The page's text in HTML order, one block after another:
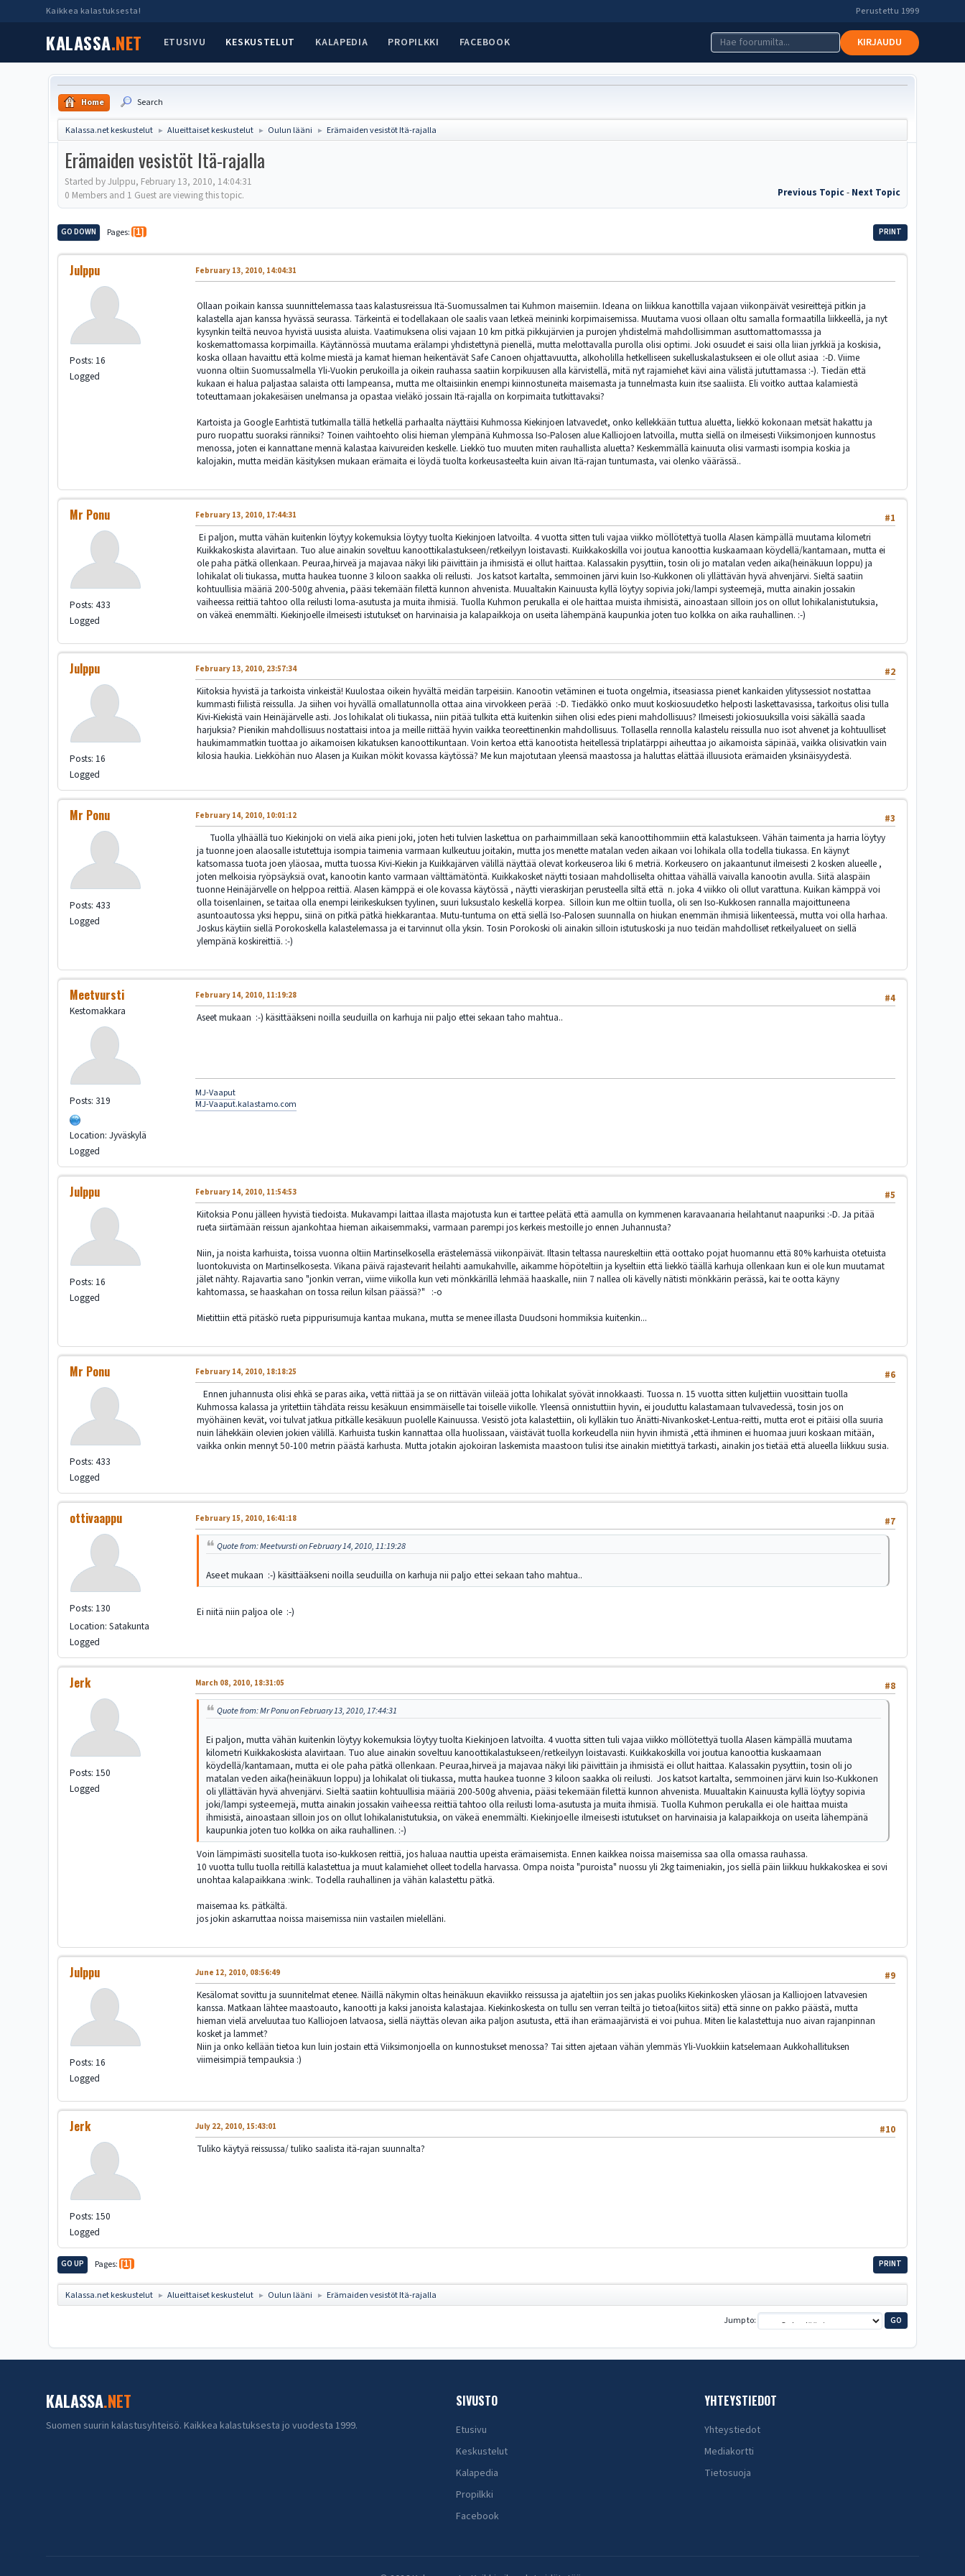
Kaikkea kalastuksesta! Perustettu 1999
KALASSA.NET ETUSIVU KESKUSTELUT KALAPEDIA PROPILKKI FACEBOOK KIRJAUDU
Home Search
Kalassa.net keskustelut ► Alueittaiset keskustelut ► Oulun lääni ► Erämaiden vesistöt Itä-rajalla
Erämaiden vesistöt Itä-rajalla
Started by Julppu, February 13, 2010, 14:04:31
Previous Topic- Next Topic
0 Members and 1 Guest are viewing this topic.
PRINT
GO DOWN Pages 1
Julppu
Posts: 16
Logged
February 13, 2010, 14:04:31
Ollaan poikain kanssa suunnittelemassa taas kalastusreissua Itä-Suomussalmen tai Kuhmon maisemiin. Ideana on liikkua kanottilla vajaan viikonpäivät vesireittejä pitkin ja
kalastella ajan kanssa hyvässä seurassa. Tärkeintä ei todellakaan ole saalis vaan letkeä meininki korpimaisemissa. Muutama vuosi ollaan oltu samalla formaatilla liikkeellä, ja nyt
kysynkin teiltä neuvoa hyvistä uusista aluista. Vaatimuksena olisi vajaan 10 km pitkä pikkujärvien ja purojen yhdistelmä mahdollisimman asuttomattomasssa ja
koskemattomassa korpimailla. Käytännössä muutama erälampi yhdistettynä pienellä, mutta melottavalla purolla olisi optimi. Joki osuudet ei saisi olla liian jyrkkiä ja koskisia,
koska ollaan havaittu että kolme miestä ja kamat hieman heikentävät Safe Canoen ohjattavuutta, alkoholilla hetkelliseen sukelluskalastukseen ei ole ollut asiaa :-D. Viime
vuonna oltiin Suomussalmella Yli-Vuokin perukoilla ja oikein rauhassa saatiin korpikuusen alla kärvistellä, mitä nyt rajamiehet kävi aina välistä jututtamassa :-). Tiedän että
kukaan ei halua paljastaa salaista otti lampeansa, mutta me oltaisiinkin enempi kiinnostuneita maisemasta ja tunnelmasta kuin itse saaliista. Eli voitko auttaa kalamiestä
toteuttamaan jokakesäisen unelmansa ja opastaa vieläkö jossain Itä-rajalla on korpimaita tutkittavaksi?
Kartoista ja Google Earhtistä tutkimalla tällä hetkellä parhaalta näyttäisi Kuhmossa Kiekinjoen latvavedet, onko kellekkään tuttua aluetta, liekkö kokonaan metsät hakattu ja
puro ruopattu suoraksi ränniksi? Toinen vaihtoehto olisi hieman ylempänä Kuhmossa Iso-Palosen alue Kalliojoen latvoilla, mutta siellä on ilmeisesti Viiksimonjoen kunnostus
menossa, joten ei kannattane mennä kalastaa kaivureiden keskelle. Liekkö tuo muuten miten rauhallista aluetta? Keskemmällä kainuuta olisi varmasti isompia koskia ja
kalojakin, mutta meidän käsityksen mukaan erämaita ei löydä tuolta korkeusasteelta kuin aivan Itä-rajan tuntumasta, vai olenko väärässä..
Mr Ponu
Posts: 433
Logged
#1
February 13, 2010, 17:44:31
Ei paljon, mutta vähän kuitenkin löytyy kokemuksia löytyy tuolta Kiekinjoen latvoilta. 4 vuotta sitten tuli vajaa viikko möllötettyä tuolla Alasen kämpällä muutama kilometri
Kuikkakoskista alavirtaan. Tuo alue ainakin soveltuu kanoottikalastukseen/retkeilyyn loistavasti. Kuikkakoskilla voi joutua kanoottia kuskaamaan köydellä/kantamaan, mutta ei
ole paha pätkä ollenkaan. Peuraa,hirveä ja majavaa näkyi liki päivittäin ja ihmisistä ei ollut haittaa. Kalassakin pysyttiin, tosin oli jo matalan veden aika(heinäkuun loppu) ja
lohikalat oli tiukassa, mutta haukea tuonne 3 kiloon saakka oli reilusti. Jos katsot kartalta, semmoinen järvi kuin Iso-Kukkonen oli yllättävän hyvä ahvenjärvi. Sieltä saatiin
kohtuullisia määriä 200-500g ahvenia, pääsi tekemään filettä kunnon ahvenista. Muualtakin Kainuusta kyllä löytyy sopivia joki/lampi systeemejä, mutta ainakin jossakin
vaiheessa reittiä tahtoo olla reilusti loma-asutusta ja muita ihmisiä. Tuolla Kuhmon perukalla ei ole haittaa muista ihmisistä, ainoastaan silloin jos on ollut lohikalanistutuksia,
on väkeä enemmälti. Kiekinjoelle ilmeisesti istutukset on harvinaisia ja kalapaikkoja on useita lähempänä kaupunkia joten tuo kolkka on aika rauhallinen. :-)
Julppu
Posts: 16
Logged
#2
February 13, 2010, 23:57:34
Kiitoksia hyvistä ja tarkoista vinkeistä! Kuulostaa oikein hyvältä meidän tarpeisiin. Kanootin vetäminen ei tuota ongelmia, itseasiassa pienet kankaiden ylityssessiot nostattaa
kummasti fiilistä reissulla. Ja siihen voi hyvällä omallatunnolla ottaa aina virvokkeen perää :-D. Tiedäkkö onko muut koskiosuudetko helposti laskettavasissa, tarkoitus olisi tulla
Kivi-Kiekistä vain Heinäjärvelle asti. Jos lohikalat oli tiukassa, niin pitää tulkita että kuitenkin siihen olisi edes pieni mahdollisuus? Ilmeisesti jokiosuuksilla voisi säkällä saada
harjuksia? Pienikin mahdollisuus nostattaisi intoa ja meille riittää hyvin vaikka teoreettinenkin mahdollisuus. Tollasella rennolla kalastelu reissulla nuo isot ahvenet ja kohtuulliset
haukimammatkin tuottaa jo aikamoisen kikatuksen kanoottikuntaan. Voin kertoa että kanootista heitellessä triplatärppi aiheuttaa jo aikamoista säpinää, vaikka olisivatkin vain
kilosia haukia. Liekköhän nuo Alasen ja Kuikan mökit kovassa käytössä? Me kun majotutaan yleensä maastossa ja haluttas elättää illuusiota erämaiden yksinäisyydestä.
Mr Ponu
Posts: 433
Logged
#3
February 14, 2010, 10:01:12
Tuolla ylhäällä tuo Kiekinjoki on vielä aika pieni joki, joten heti tulvien laskettua on parhaimmillaan sekä kanoottihommiin että kalastukseen. Vähän taimenta ja harria löytyy
ja tuonne joen alaosalle istutettuja isompia taimenia varmaan kulkeutuu joitakin, mutta jos menette matalan veden aikaan voi lohikala olla todella tiukassa. En käynyt
katsomassa tuota joen yläosaa, mutta tuossa Kivi-Kiekin ja Kuikkajärven välillä näyttää olevat korkeuseroa liki 6 metriä. Korkeusero on jakaantunut ilmeisesti 2 kosken alueelle ,
joten melkoisia ryöpsäyksiä ovat, kanootin kanto varmaan välttämätöntä. Kuikkakosket näytti tosiaan mahdolliselta ohittaa vähällä vaivalla kanootin avulla. Siitä alaspäin
tuonne Heinäjärvelle on helppoa reittiä. Alasen kämppä ei ole kovassa käytössä , näytti vieraskirjan perusteella siltä että n. joka 4 viikko oli ollut varattuna. Kuikan kämppä voi
olla toisenlainen, se taitaa olla enempi leirikeskuksen tyylinen, suuri luksustalo keskellä korpea. Silloin kun me oltiin tuolla, oli sen Iso-Kukkosen rannalla majoittuneena
asuntoautossa yksi heppu, siinä on pitkä pätkä hiekkarantaa. Mutu-tuntuma on että siellä Iso-Palosen suunnalla on hiukan enemmän ihmisiä liikenteessä, mutta voi olla harhaa.
Joskus käytiin siellä Porokoskella kalastelemassa ja ei tarvinnut olla yksin. Tosin Porokoski oli ainakin silloin istutuskoski ja nuo teidän mahdolliset retkeilyalueet on siellä
ylempänä koskireittiä. :-)
Meetvursti
Kestomakkara
Posts: 319
Location: Jyväskylä
Logged
#4
February 14, 2010, 11:19:28
Aseet mukaan :-) käsittääkseni noilla seuduilla on karhuja nii paljo ettei sekaan taho mahtua..
MJ-Vaaput
MJ-Vaaput.kalastamo.com
Julppu
Posts: 16
Logged
#5
February 14, 2010, 11:54:53
Kiitoksia Ponu jälleen hyvistä tiedoista. Mukavampi laittaa illasta majotusta kun ei tarttee pelätä että aamulla on kymmenen karavaanaria heilahtanut naapuriksi :-D. Ja pitää
rueta siirtämään reissun ajankohtaa hieman aikaisemmaksi, varmaan parempi jos kerkeis mestoille jo ennen Juhannusta?
Niin, ja noista karhuista, toissa vuonna oltiin Martinselkosella erästelemässä viikonpäivät. Iltasin teltassa naureskeltiin että oottako pojat huomannu että 80% karhuista otetuista
luontokuvista on Martinselkosesta. Vikana päivä rajastevarit heilahti aamukahville, aikamme höpöteltiin ja kyseltiin että liekkö täällä karhuja ollenkaan kun ei ole kun muutamat
jälet nähty. Rajavartia sano "jonkin verran, viime viikolla kun veti mönkkärillä lehmää haaskalle, niin 7 nallea oli kävelly nätisti mönkkärin perässä, kai te ootta käyny
kahtomassa, se haaskahan on tossa reilun kilsan päässä?" :-o
Mietittiin että pitäskö rueta pippurisumuja kantaa mukana, mutta se menee illasta Duudsoni hommiksia kuitenkin...
Mr Ponu
Posts: 433
Logged
#6
February 14, 2010, 18:18:25
Ennen juhannusta olisi ehkä se paras aika, vettä riittää ja se on riittävän viileää jotta lohikalat syövät innokkaasti. Tuossa n. 15 vuotta sitten kuljettiin vuosittain tuolla
Kuhmossa kalassa ja yritettiin tähdäta reissu kesäkuun ensimmäiselle tai toiselle viikolle. Yleensä onnistuttiin hyvin, ei jouduttu kalastamaan tulvavedessä, tosin jos on
myöhäinen kevät, voi tulvat jatkua pitkälle kesäkuun puolelle Kainuussa. Vesistö jota kalastettiin, oli kylläkin tuo Änätti-Nivankosket-Lentua-reitti, mutta erot ei pitäisi olla suuria
nuin lähekkäin olevien jokien välillä. Karhuista tuskin kannattaa olla huolissaan, väistävät tuolla korkeudella niin hyvin ihmistä ,että ihminen ei huomaa juuri koskaan mitään,
vaikka onkin mennyt 50-100 metrin päästä karhusta. Mutta jotakin ajokoiran laskemista maastoon tulisi itse ainakin mietittyä tarkasti, ainakin jos tietää että alueella liikkuu susia.
ottivaappu
Posts: 130
Location: Satakunta
Logged
#7
February 15, 2010, 16:41:18
Quote from: Meetvursti on February 14, 2010, 11:19:28
Aseet mukaan :-) käsittääkseni noilla seuduilla on karhuja nii paljo ettei sekaan taho mahtua..
Ei niitä niin paljoa ole :-)
Jerk
Posts: 150
Logged
#8
March 08, 2010, 18:31:05
Quote from: Mr Ponu on February 13, 2010, 17:44:31
Ei paljon, mutta vähän kuitenkin löytyy kokemuksia löytyy tuolta Kiekinjoen latvoilta. 4 vuotta sitten tuli vajaa viikko möllötettyä tuolla Alasen kämpällä muutama
kilometri Kuikkakoskista alavirtaan. Tuo alue ainakin soveltuu kanoottikalastukseen/retkeilyyn loistavasti. Kuikkakoskilla voi joutua kanoottia kuskaamaan
köydellä/kantamaan, mutta ei ole paha pätkä ollenkaan. Peuraa,hirveä ja majavaa näkyi liki päivittäin ja ihmisistä ei ollut haittaa. Kalassakin pysyttiin, tosin oli jo
matalan veden aika(heinäkuun loppu) ja lohikalat oli tiukassa, mutta haukea tuonne 3 kiloon saakka oli reilusti. Jos katsot kartalta, semmoinen järvi kuin Iso-Kukkonen
oli yllättävän hyvä ahvenjärvi. Sieltä saatiin kohtuullisia määriä 200-500g ahvenia, pääsi tekemään filettä kunnon ahvenista. Muualtakin Kainuusta kyllä löytyy sopivia
joki/lampi systeemejä, mutta ainakin jossakin vaiheessa reittiä tahtoo olla reilusti loma-asutusta ja muita ihmisiä. Tuolla Kuhmon perukalla ei ole haittaa muista
ihmisistä, ainoastaan silloin jos on ollut lohikalanistutuksia, on väkeä enemmälti. Kiekinjoelle ilmeisesti istutukset on harvinaisia ja kalapaikkoja on useita lähempänä
kaupunkia joten tuo kolkka on aika rauhallinen. :-)
Voin lämpimästi suositella tuota iso-kukkosen reittiä, jos haluaa nauttia upeista erämaisemista. Ennen kaikkea noissa maisemissa saa olla omassa rauhassa.
10 vuotta tullu tuolla reitillä kalastettua ja muut kalamiehet olleet todella harvassa. Ompa noista "puroista" nuossu yli 2kg taimeniakin, jos siellä päin liikkuu hukkakoskea ei sovi
unohtaa kalapaikkana :wink:. Todella rauhallinen ja vähän kalastettu pätkä.
maisemaa ks. pätkältä.
jos jokin askarruttaa noissa maisemissa niin vastailen mielelläni.
Julppu
Posts: 16
Logged
#9
June 12, 2010, 08:56:49
Kesälomat sovittu ja suunnitelmat etenee. Näillä näkymin oltas heinäkuun ekaviikko reissussa ja ajateltiin jos sen jakas puoliks Kiekinkosken yläosan ja Kalliojoen latvavesien
kanssa. Matkaan lähtee maastoauto, kanootti ja kaksi janoista kalastajaa. Kiekinkoskesta on tullu sen verran teiltä jo tietoa(kiitos siitä) että sinne on pakko päästä, mutta
hieman vielä arveluutaa tuo Kalliojoen latvaosa, siellä näyttäs olevan aika paljon asutusta, että ihan erämaajärvistä ei voi puhua. Miten lie kalastettuja nuo aivan rajanpinnan
kosket ja lammet?
Niin ja onko kellään tietoa kun luin jostain että Viiksimonjoella on kunnostukset menossa? Tai sitten ajetaan vähän ylemmäs Yli-Vuokkiin katselemaan Aukkohallituksen
viimeisimpiä tempauksia :)
Jerk
Posts: 150
Logged
#10
July 22, 2010, 15:43:01
Tuliko käytyä reissussa/ tuliko saalista itä-rajan suunnalta?
PRINT
GO UP Pages 1
Kalassa.net keskustelut ► Alueittaiset keskustelut ► Oulun lääni ► Erämaiden vesistöt Itä-rajalla
Jump to
KALASSA.NET
Suomen suurin kalastusyhteisö. Kaikkea kalastuksesta jo vuodesta 1999.
SIVUSTO
Etusivu
Keskustelut
Kalapedia
Propilkki
Facebook
YHTEYSTIEDOT
Yhteystiedot
Mediakortti
Tietosuoja